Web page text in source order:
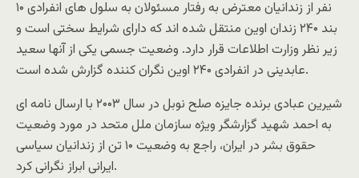
۱۰ نفر از زندانیان معترض به رفتار مسئولان به سلول های انفرادی
بند ۲۴۰ زندان اوین منتقل شده اند که دارای شرایط سختی است و
زیر نظر وزارت اطلاعات قرار دارد. وضعیت جسمی يکی از آنها سعید
عابدینی در انفرادی ۲۴۰ اوین نگران کننده گزارش شده است.
شیرین عبادی برنده جایزه صلح نوبل در سال ۲۰۰۳ با ارسال نامه ای
به احمد شهید گزارشگر ویژه سازمان ملل متحد در مورد وضعیت
حقوق بشر در ایران، راجع به وضعیت ۱۰ تن از زندانیان سیاسی
ایرانی ابراز نگرانی کرد.